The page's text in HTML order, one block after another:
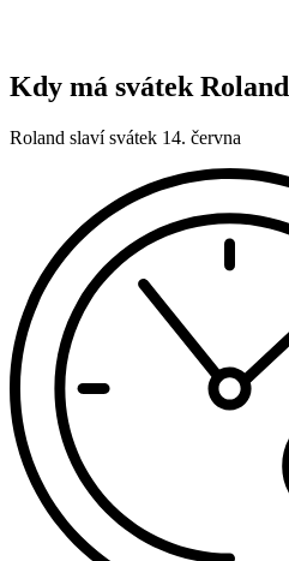
Kdy má svátek Roland
Roland slaví svátek 14. června